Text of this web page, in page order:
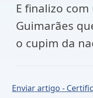
E finalizo
Guimarães
o cupim da
Enviar artigo -